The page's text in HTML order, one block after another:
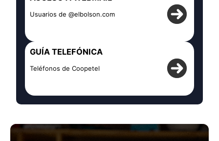
Usuarios de @elbolson.com
GUÍA TELEFÓNICA
Teléfonos de Coopetel